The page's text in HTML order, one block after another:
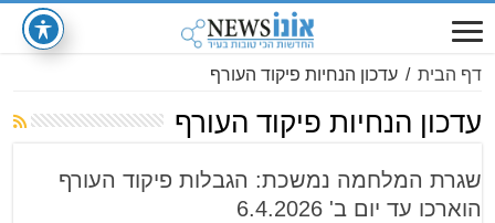
דף הבית / עדכון הנחיות פיקוד העורף
עדכון הנחיות פיקוד העורף
שגרת המלחמה נמשכת: הגבלות פיקוד העורף
הוארכו עד יום ב' 6.4.2026